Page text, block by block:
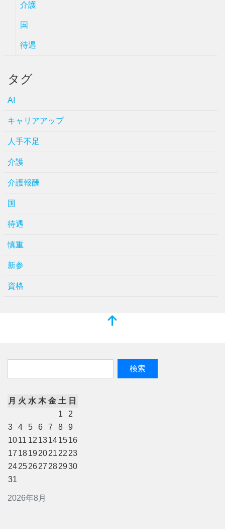
介護
国
待遇
タグ
AI
キャリアアップ
人手不足
介護
介護報酬
国
待遇
慎重
新参
資格
2026年8月
月 火 水 木 金 土 日
1
2
3
4 5 6 7 8
9
1011 12 13141516
17 18192021 22 23
24252627 282930
31